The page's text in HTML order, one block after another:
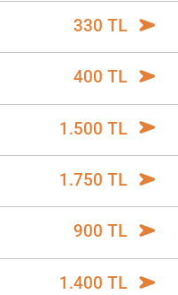
330 TL
400 TL
1.500 TL
1.750 TL
900 TL
1.400 TL